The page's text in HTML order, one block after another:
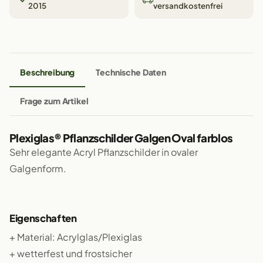
2015
versandkostenfrei
Beschreibung Technische Daten
Frage zum Artikel
Plexiglas® Pflanzschilder Galgen Oval farblos
Sehr elegante Acryl Pflanzschilder in ovaler
Galgenform.
Eigenschaften
+ Material: Acrylglas/Plexiglas
+ wetterfest und frostsicher